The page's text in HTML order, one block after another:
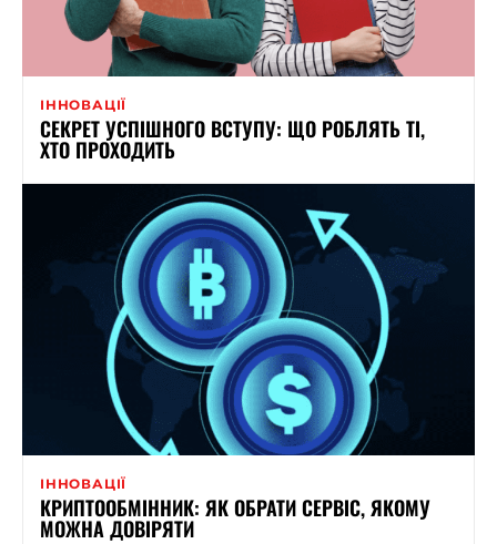
ІННОВАЦІЇ
СЕКРЕТ УСПІШНОГО ВСТУПУ: ЩО РОБЛЯТЬ ТІ,
ХТО ПРОХОДИТЬ
ІННОВАЦІЇ
КРИПТООБМІННИК: ЯК ОБРАТИ СЕРВІС, ЯКОМУ
МОЖНА ДОВІРЯТИ